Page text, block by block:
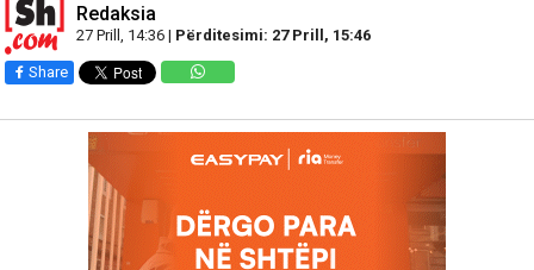
Redaksia
27 Prill, 14:36 | Përditesimi: 27 Prill, 15:46
Share